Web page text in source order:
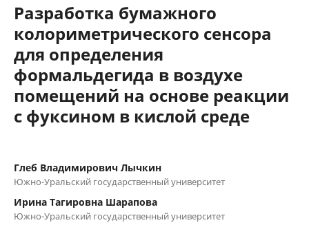
Разработка бумажного
колориметрического сенсора
для определения
формальдегида в воздухе
помещений на основе реакции
с фуксином в кислой среде
Глеб Владимирович Лычкин
Южно-Уральский государственный университет
Ирина Тагировна Шарапова
Южно-Уральский государственный университет